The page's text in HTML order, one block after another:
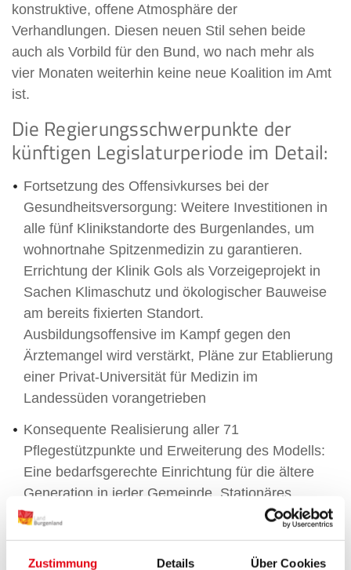
Zustimmung Details Über Cookies
konstruktive, offene Atmosphäre der
Verhandlungen. Diesen neuen Stil sehen beide
auch als Vorbild für den Bund, wo nach mehr als
vier Monaten weiterhin keine neue Koalition im Amt
ist.
Die Regierungsschwerpunkte der
künftigen Legislaturperiode im Detail:
Fortsetzung des Offensivkurses bei der
Gesundheitsversorgung: Weitere Investitionen in
alle fünf Klinikstandorte des Burgenlandes, um
wohnortnahe Spitzenmedizin zu garantieren.
Errichtung der Klinik Gols als Vorzeigeprojekt in
Sachen Klimaschutz und ökologischer Bauweise
am bereits fixierten Standort.
Ausbildungsoffensive im Kampf gegen den
Ärztemangel wird verstärkt, Pläne zur Etablierung
einer Privat-Universität für Medizin im
Landessüden vorangetrieben
Konsequente Realisierung aller 71
Pflegestützpunkte und Erweiterung des Modells:
Eine bedarfsgerechte Einrichtung für die ältere
Generation in jeder Gemeinde. Stationäres
Demenzzentrum in Rechnitz und erstes
Weiterführung des Anstellungsmodells für